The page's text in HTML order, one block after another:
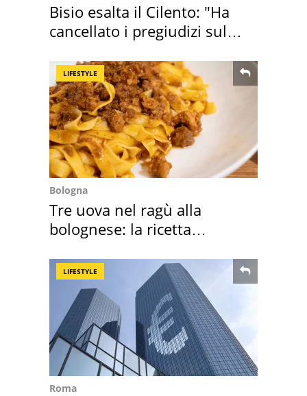
Bisio esalta il Cilento: "Ha
cancellato i pregiudizi sul
LIFESTYLE
Bologna
Tre uova nel ragù alla
bolognese: la ricetta
LIFESTYLE
Roma